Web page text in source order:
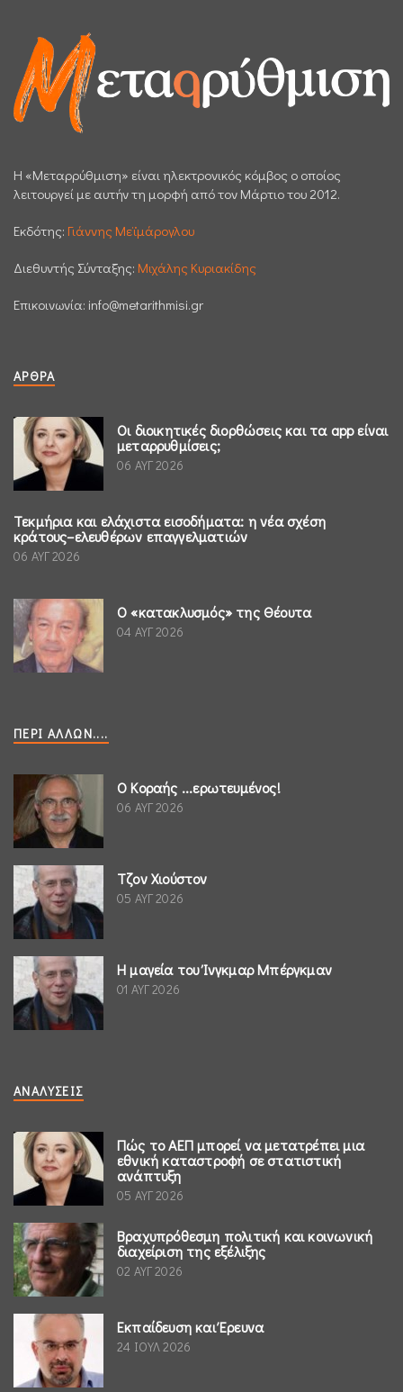
H «Μεταρρύθμιση» είναι ηλεκτρονικός κόμβος ο οποίος
λειτουργεί με αυτήν τη μορφή από τον Μάρτιο του 2012.
Εκδότης: Γιάννης Μεϊμάρογλου
Διεθυντής Σύνταξης: Μιχάλης Κυριακίδης
Επικοινωνία: info@metarithmisi.gr
ΆΡΘΡΑ
Οι διοικητικές διορθώσεις και τα app είναι
μεταρρυθμίσεις;
06 ΑΥΓ 2026
Τεκμήρια και ελάχιστα εισοδήματα: η νέα σχέση
κράτους–ελευθέρων επαγγελματιών
06 ΑΥΓ 2026
Ο «κατακλυσμός» της Θέουτα
04 ΑΥΓ 2026
ΠΕΡΊ ΆΛΛΩΝ....
Ο Κοραής ...ερωτευμένος!
06 ΑΥΓ 2026
Τζον Χιούστον
05 ΑΥΓ 2026
Η μαγεία του Ίνγκμαρ Μπέργκμαν
01 ΑΥΓ 2026
ΑΝΑΛΎΣΕΙΣ
Πώς το ΑΕΠ μπορεί να μετατρέπει μια
εθνική καταστροφή σε στατιστική
ανάπτυξη
05 ΑΥΓ 2026
Βραχυπρόθεσμη πολιτική και κοινωνική
διαχείριση της εξέλιξης
02 ΑΥΓ 2026
Εκπαίδευση και Έρευνα
24 ΙΟΥΛ 2026